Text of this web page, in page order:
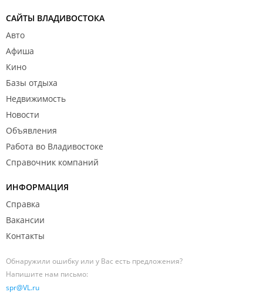
САЙТЫ ВЛАДИВОСТОКА
Авто
Афиша
Кино
Базы отдыха
Недвижимость
Новости
Объявления
Работа во Владивостоке
Справочник компаний
ИНФОРМАЦИЯ
Справка
Вакансии
Контакты
Обнаружили ошибку или у Вас есть предложения?
Напишите нам письмо:
spr@VL.ru